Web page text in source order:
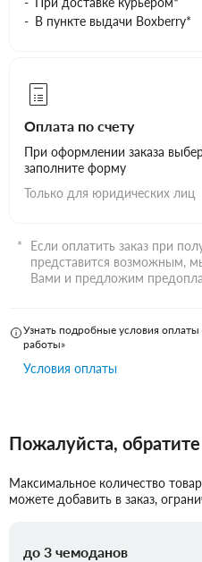
В пункте выдачи Boxberry*
Оплата по счету
При оформлении заказа
заполните форму
Только для юридических лиц
Если оплатить заказ при
представится возможным,
Вами и предложим
Узнать подробные условия
работы»
Условия оплаты
Пожалуйста,
Максимальное количество
можете добавить в заказ,
до 3 чемоданов